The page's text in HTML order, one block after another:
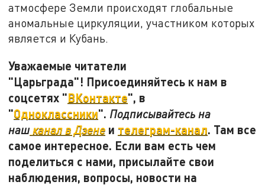
атмосфере Земли происходят глобальные
аномальные циркуляции, участником которых
является и Кубань.
Уважаемые читатели
"Царьграда"! Присоединяйтесь к нам в
соцсетях "ВКонтакте", в
"Одноклассники". Подписывайтесь на
наш канал в Дзене и телеграм-канал. Там все
самое интересное. Если вам есть чем
поделиться с нами, присылайте свои
наблюдения, вопросы, новости на